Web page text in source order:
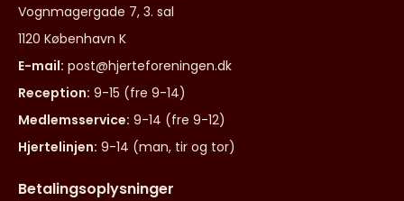
Vognmagergade 7, 3. sal
1120 København K
E-mail: post@hjerteforeningen.dk
Reception: 9-15 (fre 9-14)
Medlemsservice: 9-14 (fre 9-12)
Hjertelinjen: 9-14 (man, tir og tor)
Betalingsoplysninger